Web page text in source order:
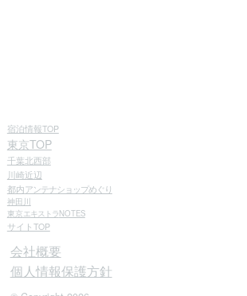
宿泊情報TOP
東京TOP
千葉北西部
川崎近辺
都内アンテナショップめぐり
神田川
東京 エキストラNOTES
サイトTOP
会社概要
個人情報保護方針